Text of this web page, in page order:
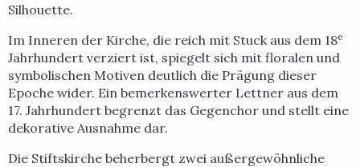
Silhouette.
Im Inneren der Kirche, die reich mit Stuck aus dem 18e
Jahrhundert verziert ist, spiegelt sich mit floralen und
symbolischen Motiven deutlich die Prägung dieser
Epoche wider. Ein bemerkenswerter Lettner aus dem
17. Jahrhundert begrenzt das Gegenchor und stellt eine
dekorative Ausnahme dar.
Die Stiftskirche beherbergt zwei außergewöhnliche